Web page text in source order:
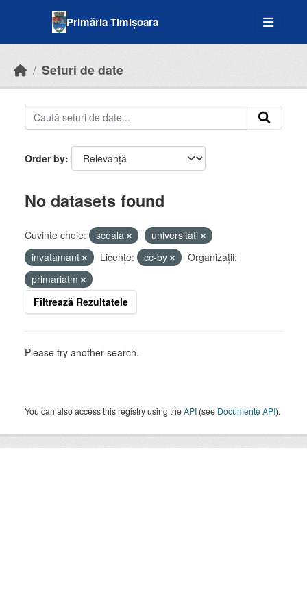
Primăria Timișoara
Seturi de date
Order by
No datasets found
Cuvinte cheie: scoala
universitati
invatamant
Licenţe: cc-by
Organizații:
primariatm
Filtrează Rezultatele
Please try another search.
You can also access this registry using theAPI (see Documente API).